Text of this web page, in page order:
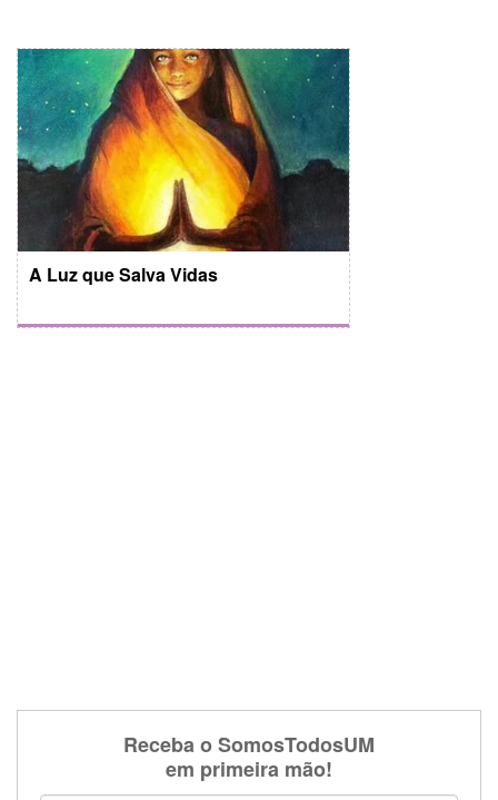
A Luz que Salva Vidas
Receba o SomosTodosUM
em primeira mão!